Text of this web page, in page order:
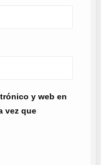
y web en
vez que